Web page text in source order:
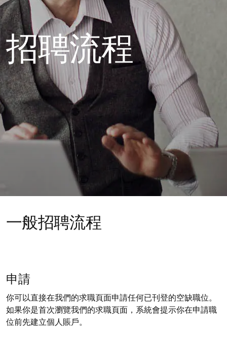
招聘流程
一般招聘流程
申請
你可以直接在我們的求職頁面申請任何已刊登的空缺職位。
如果你是首次瀏覽我們的求職頁面，系統會提示你在申請職
位前先建立個人賬戶。